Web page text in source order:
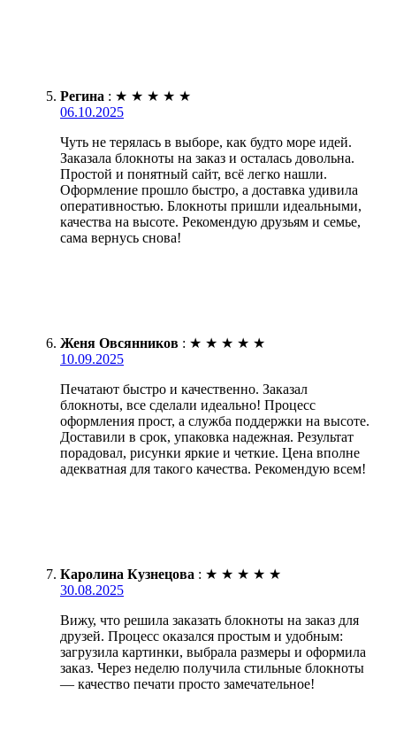
Регина : ★ ★ ★ ★ ★
06.10.2025
Чуть не терялась в выборе, как будто море идей.
Заказала блокноты на заказ и осталась довольна.
Простой и понятный сайт, всё легко нашли.
Оформление прошло быстро, а доставка удивила
оперативностью. Блокноты пришли идеальными,
качества на высоте. Рекомендую друзьям и семье,
сама вернусь снова!
Женя Овсянников : ★ ★ ★ ★ ★
10.09.2025
Печатают быстро и качественно. Заказал
блокноты, все сделали идеально! Процесс
оформления прост, а служба поддержки на высоте.
Доставили в срок, упаковка надежная. Результат
порадовал, рисунки яркие и четкие. Цена вполне
адекватная для такого качества. Рекомендую всем!
Каролина Кузнецова : ★ ★ ★ ★ ★
30.08.2025
Вижу, что решила заказать блокноты на заказ для
друзей. Процесс оказался простым и удобным:
загрузила картинки, выбрала размеры и оформила
заказ. Через неделю получила стильные блокноты
— качество печати просто замечательное!